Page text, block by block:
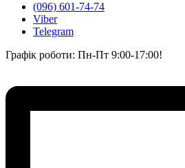
(096) 601-74-74
Viber
Telegram
Графік роботи: Пн-Пт 9:00-17:00!